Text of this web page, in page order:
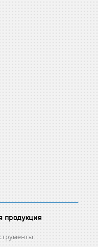
продукция